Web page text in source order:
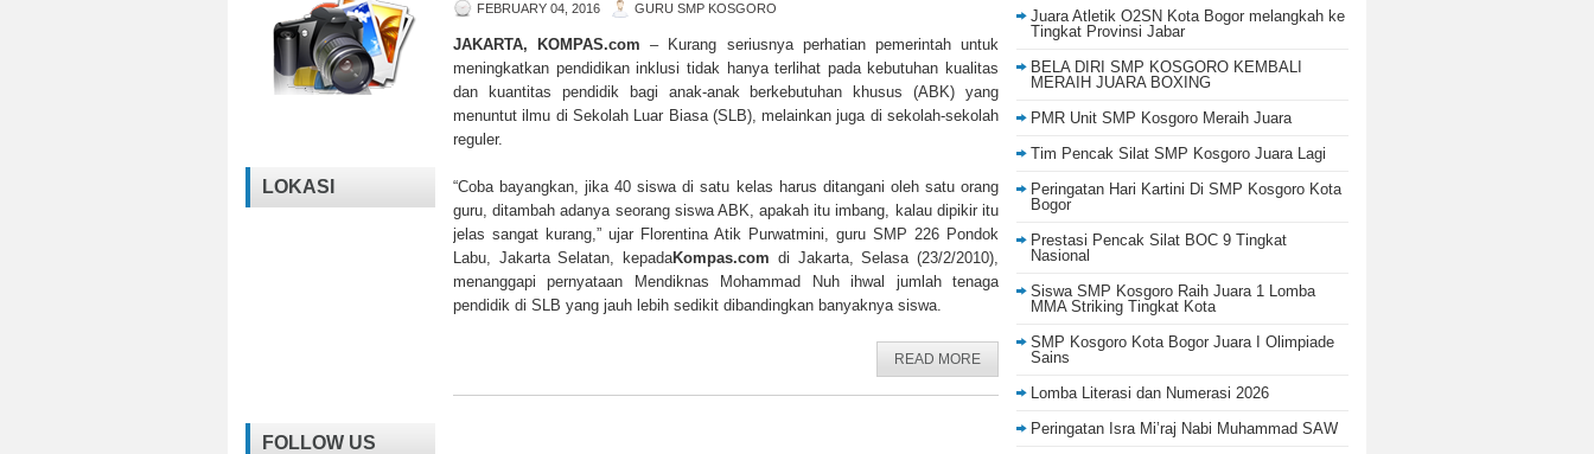
FEBRUARY 04, 2016 GURU SMP KOSGORO
JAKARTA, KOMPAS.com– Kurang seriusnya perhatian pemerintah untuk
meningkatkan pendidikan inklusi tidak hanya terlihat pada kebutuhan kualitas
dan kuantitas pendidik bagi anak-anak berkebutuhan khusus (ABK) yang
menuntut ilmu di Sekolah Luar Biasa (SLB), melainkan juga di sekolah-sekolah
reguler.
“Coba bayangkan, jika 40 siswa di satu kelas harus ditangani oleh satu orang
guru, ditambah adanya seorang siswa ABK, apakah itu imbang, kalau dipikir itu
jelas sangat kurang,” ujar Florentina Atik Purwatmini, guru SMP 226 Pondok
Labu, Jakarta Selatan, kepadaKompas.com di Jakarta, Selasa (23/2/2010),
menanggapi pernyataan Mendiknas Mohammad Nuh ihwal jumlah tenaga
pendidik di SLB yang jauh lebih sedikit dibandingkan banyaknya siswa.
READ MORE
LOKASI
FOLLOW US
Juara Atletik O2SN Kota Bogor melangkah ke
Tingkat Provinsi Jabar
BELA DIRI SMP KOSGORO KEMBALI
MERAIH JUARA BOXING
PMR Unit SMP Kosgoro Meraih Juara
Tim Pencak Silat SMP Kosgoro Juara Lagi
Peringatan Hari Kartini Di SMP Kosgoro Kota
Bogor
Prestasi Pencak Silat BOC 9 Tingkat
Nasional
Siswa SMP Kosgoro Raih Juara 1 Lomba
MMA Striking Tingkat Kota
SMP Kosgoro Kota Bogor Juara I Olimpiade
Sains
Lomba Literasi dan Numerasi 2026
Peringatan Isra Mi’raj Nabi Muhammad SAW